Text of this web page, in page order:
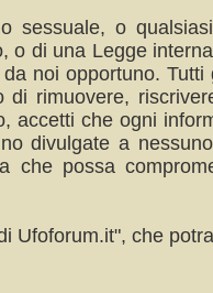
sessuale, o
o di una Legge
noi opportuno. Tutti
di rimuovere,
accetti che ogni
divulgate a
che possa
Ufoforum.it", che